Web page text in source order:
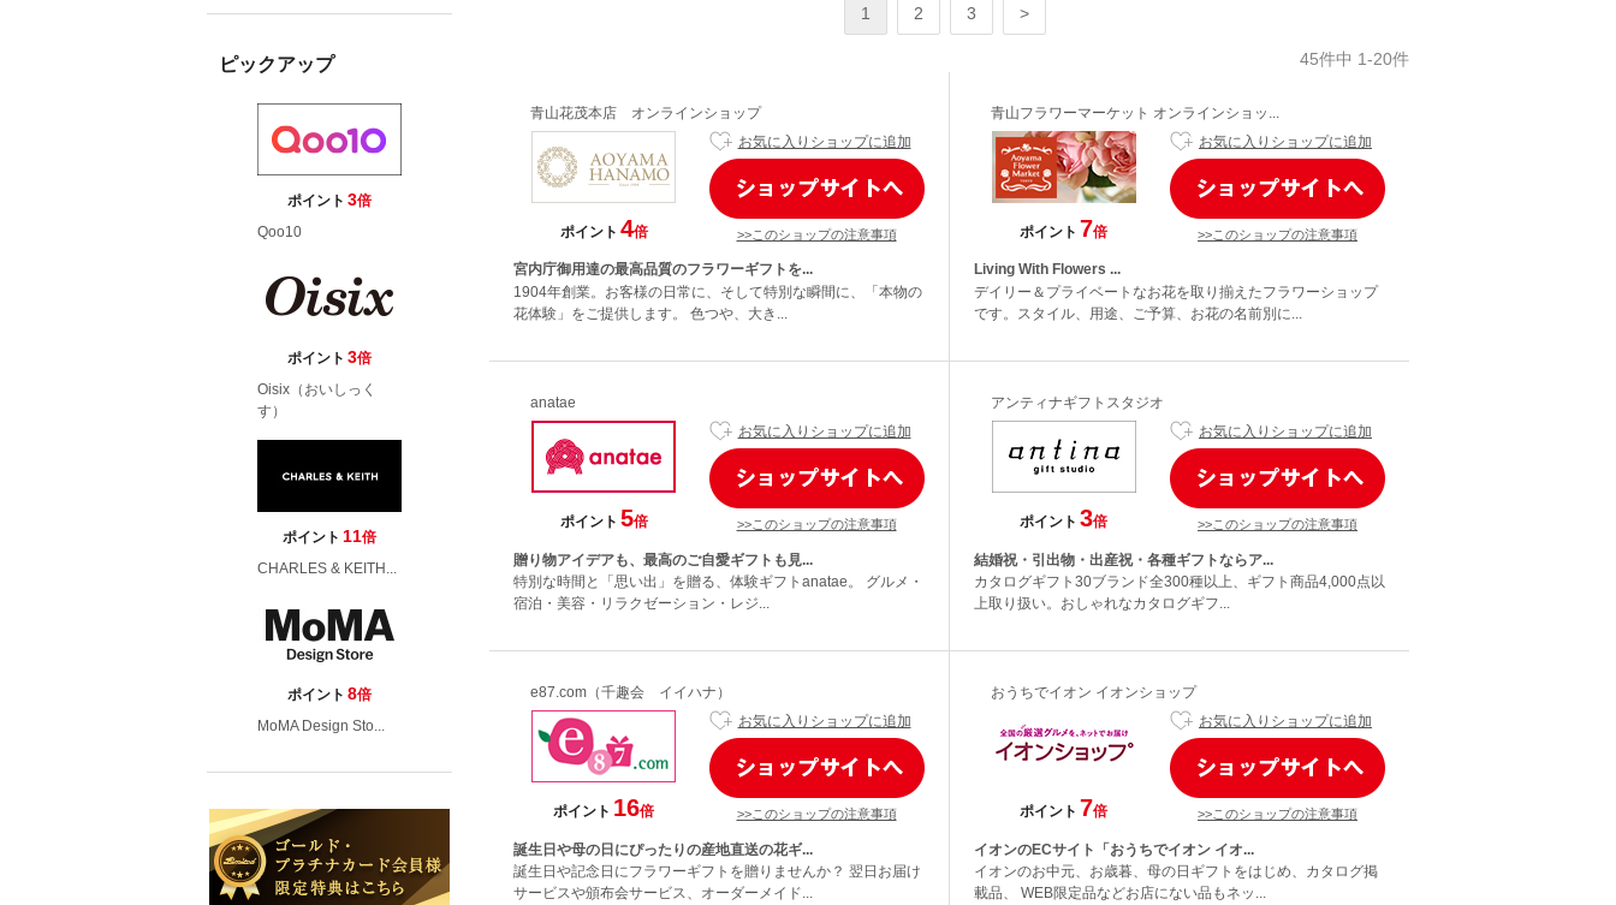
ピックアップ
ポイント 3倍
Qoo10
ポイント 3倍
Oisix（おいしっく
す）
ポイント 11倍
CHARLES & KEITH...
ポイント 8倍
MoMA Design Sto...
1 2 3 >
45件中 1-20件
青山花茂本店 オンラインショップ
ポイント 4倍
お気に入りショップに追加
>>このショップの注意事項
宮内庁御用達の最高品質のフラワーギフトを...
1904年創業。お客様の日常に、そして特別な瞬間に、「本物の
花体験」をご提供します。 色つや、大き...
青山フラワーマーケット オンラインショッ...
ポイント 7倍
お気に入りショップに追加
>>このショップの注意事項
Living With Flowers ...
デイリー＆プライベートなお花を取り揃えたフラワーショップ
です。スタイル、用途、ご予算、お花の名前別に...
anatae
ポイント 5倍
お気に入りショップに追加
>>このショップの注意事項
贈り物アイデアも、最高のご自愛ギフトも見...
特別な時間と「思い出」を贈る、体験ギフトanatae。 グルメ・
宿泊・美容・リラクゼーション・レジ...
アンティナギフトスタジオ
ポイント 3倍
お気に入りショップに追加
>>このショップの注意事項
結婚祝・引出物・出産祝・各種ギフトならア...
カタログギフト30ブランド全300種以上、ギフト商品4,000点以
上取り扱い。おしゃれなカタログギフ...
e87.com（千趣会 イイハナ）
ポイント 16倍
お気に入りショップに追加
>>このショップの注意事項
誕生日や母の日にぴったりの産地直送の花ギ...
誕生日や記念日にフラワーギフトを贈りませんか？ 翌日お届け
サービスや頒布会サービス、オーダーメイド...
おうちでイオン イオンショップ
ポイント 7倍
お気に入りショップに追加
>>このショップの注意事項
イオンのECサイト「おうちでイオン イオ...
イオンのお中元、お歳暮、母の日ギフトをはじめ、カタログ掲
載品、 WEB限定品などお店にない品もネッ...